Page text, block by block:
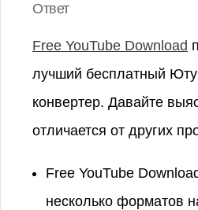
Ответ
Free YouTube Download
лучший бесплатный
конвертер. Давайте
отличается от других
Free YouTube
несколько форматов